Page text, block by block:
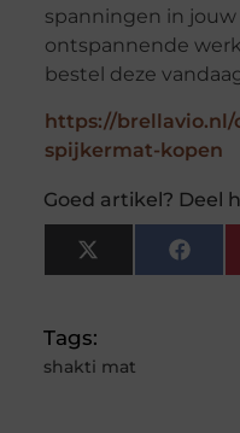
spanningen in jouw
ontspannende
bestel deze
https://
spijkermat-kopen
Goed artikel? Deel
X
(Twitter)
Tags:
shakti mat